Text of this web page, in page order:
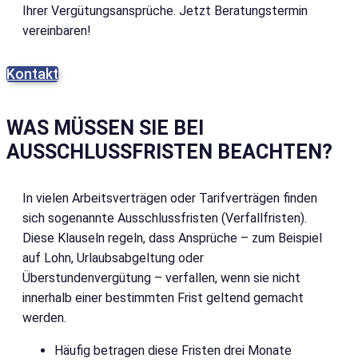
Ihrer Vergütungsansprüche. Jetzt Beratungstermin
vereinbaren!
Kontakt
WAS MÜSSEN SIE BEI
AUSSCHLUSSFRISTEN BEACHTEN?
In vielen Arbeitsverträgen oder Tarifverträgen finden
sich sogenannte Ausschlussfristen (Verfallfristen).
Diese Klauseln regeln, dass Ansprüche – zum Beispiel
auf Lohn, Urlaubsabgeltung oder
Überstundenvergütung – verfallen, wenn sie nicht
innerhalb einer bestimmten Frist geltend gemacht
werden.
Häufig betragen diese Fristen drei Monate